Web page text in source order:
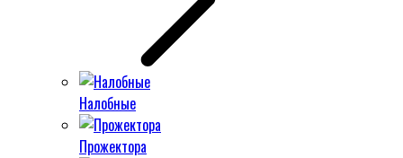
Налобные
Прожектора